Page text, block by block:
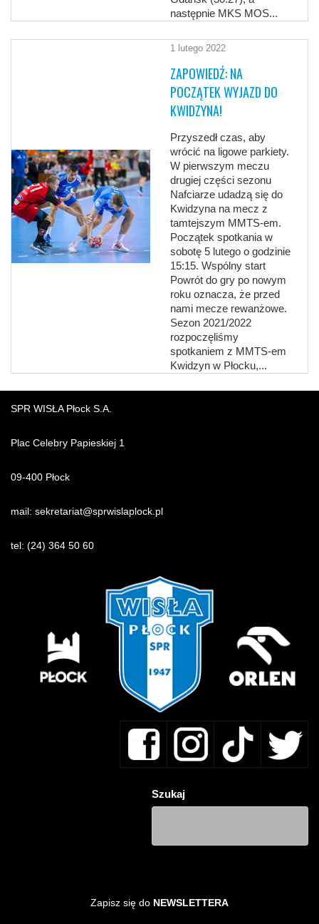
następnie MKS MOS...
1 lutego 2022
ZAPOWIEDŹ: NA
POCZĄTEK WYJAZD DO
KWIDZYNA!
Przyszedł czas, aby
wrócić na ligowe parkiety.
W pierwszym meczu
drugiej części sezonu
Nafciarze udadzą się do
Kwidzyna na mecz z
tamtejszym MMTS-em.
Początek spotkania w
sobotę 5 lutego o godzinie
15:15. Wspólny start
Powrót do gry po nowym
roku oznacza, że przed
nami mecze rewanżowe.
Sezon 2021/2022
rozpoczęliśmy
spotkaniem z MMTS-em
Kwidzyn w Płocku,...
SPR WISŁA Płock S.A.
Plac Celebry Papieskiej 1
09-400 Płock
mail: sekretariat@sprwislaplock.pl
tel: (24) 364 50 60
Szukaj
Zapisz się do NEWSLETTERA